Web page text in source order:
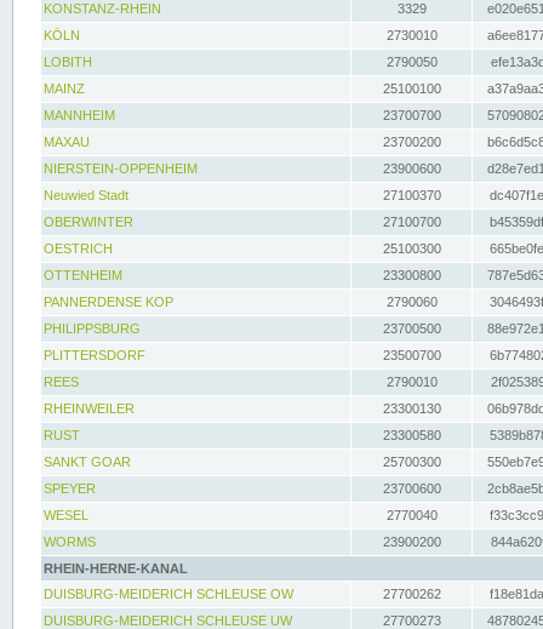
KONSTANZ-RHEIN
3329
KÖLN
2730010
LOBITH
2790050
MAINZ
25100100
MANNHEIM
23700700
MAXAU
23700200
NIERSTEIN-OPPENHEIM
23900600
Neuwied Stadt
27100370
OBERWINTER
27100700
OESTRICH
25100300
OTTENHEIM
23300800
PANNERDENSE KOP
2790060
PHILIPPSBURG
23700500
PLITTERSDORF
23500700
REES
2790010
RHEINWEILER
23300130
RUST
23300580
SANKT GOAR
25700300
SPEYER
23700600
WESEL
2770040
WORMS
23900200
RHEIN-HERNE-KANAL
DUISBURG-MEIDERICH SCHLEUSE OW
27700262
DUISBURG-MEIDERICH SCHLEUSE UW
27700273